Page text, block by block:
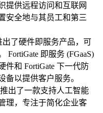
提供远程访问和互联网
安全地与其员工和第三
出了硬件即服务产品，可
FortiGate 即服务 (FGaaS)
件和 FortiGate 下一代防
备以提供客户服务。
出了一款支持人工智能
理，专注于简化企业客